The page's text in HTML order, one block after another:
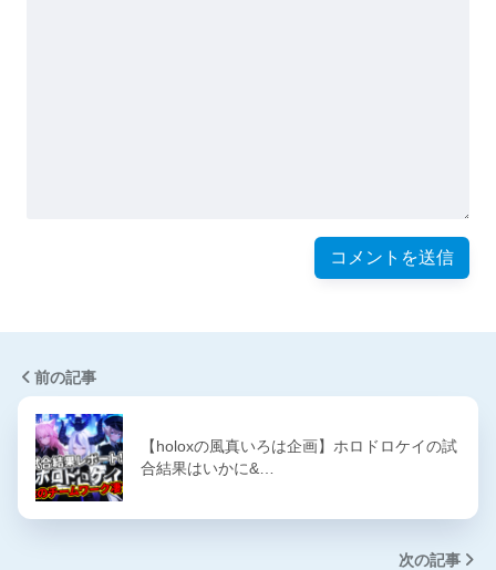
前の記事
【holoxの風真いろは企画】ホロドロケイの試
合結果はいかに&…
次の記事